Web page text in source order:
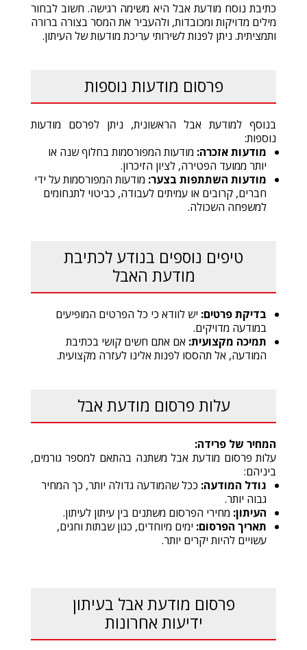
כתיבת נוסח מודעת אבל היא משימה רגישה. חשוב לבחור
מילים מדויקות ומכובדות, ולהעביר את המסר בצורה ברורה
ותמציתית. ניתן לפנות לשירותי עריכת מודעות של העיתון.
פרסום מודעות נוספות
בנוסף למודעת אבל הראשונית, ניתן לפרסם מודעות
נוספות:
מודעות אזכרה: מודעות המפורסמות בחלוף שנה או
יותר ממועד הפטירה, לציון הזיכרון.
מודעות השתתפות בצער: מודעות המפורסמות על ידי
חברים, קרובים או עמיתים לעבודה, כביטוי לתנחומים
למשפחה השכולה.
טיפים נוספים בנודע לכתיבת
מודעת האבל
בדיקת פרטים: יש לוודא כי כל הפרטים המופיעים
במודעה מדויקים.
תמיכה מקצועית: אם אתם חשים קושי בכתיבת
המודעה, אל תהססו לפנות אלינו לעזרה מקצועית.
עלות פרסום מודעת אבל
המחיר של פרידה:
עלות פרסום מודעת אבל משתנה בהתאם למספר גורמים,
ביניהם:
גודל המודעה: ככל שהמודעה גדולה יותר, כך המחיר
גבוה יותר.
העיתון: מחירי הפרסום משתנים בין עיתון לעיתון.
תאריך הפרסום: ימים מיוחדים, כגון שבתות וחגים,
עשויים להיות יקרים יותר.
פרסום מודעת אבל בעיתון
ידיעות אחרונות